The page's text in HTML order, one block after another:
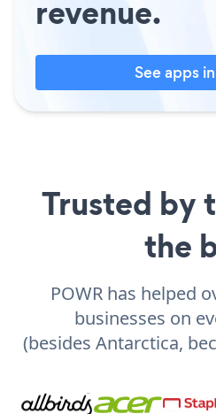
revenue.
See apps
Trusted by
the
POWR has helped
businesses on
(besides Antarctica,